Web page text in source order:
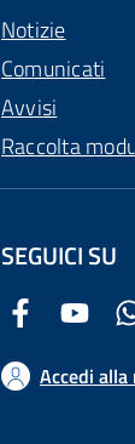
Notizie
Comunicati
Avvisi
Raccolta
SEGUICI SU
Facebook
Accedi alla